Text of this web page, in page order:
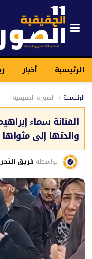
الرئيسية أخبار
الرئيسية الصورة الحقيقية
الفنانة سماء
والدتها إلى مثواها
بواسطة فريق